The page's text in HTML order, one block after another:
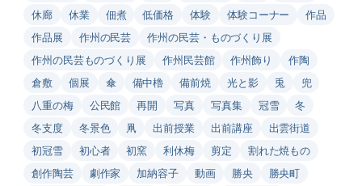
休廊
休業 佃煮 低価格 体験 体験コーナー
作品
作品展
作州の民芸
作州の民芸・ものづくり展
作州の民芸ものづくり展
作州民芸館 作州飾り
作陶
倉敷
個展 傘 備中櫓 備前焼 光と影 兎
兜
八重の梅
公民館 再開 写真 写真集 冠雪
冬
冬支度
冬景色 凧 出前授業 出前講座
出雲街道
初冠雪
初心者 初窯 利休梅 剪定
割れた焼もの
創作陶芸
劇作家 加納容子 動画 勝央
勝央町